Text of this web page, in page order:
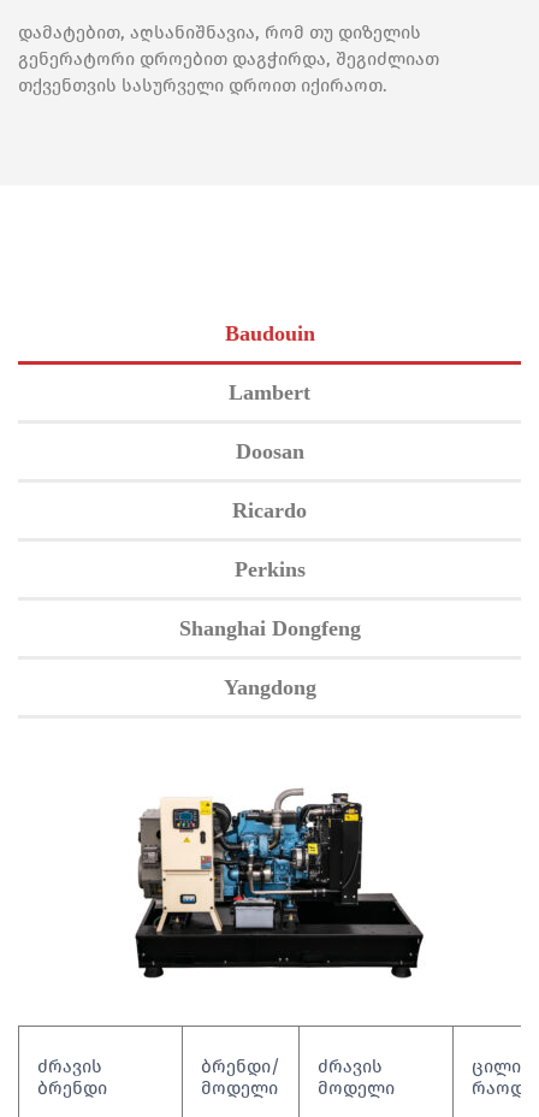
დამატებით, აღსანიშნავია, რომ თუ დიზელის
გენერატორი დროებით დაგჭირდა, შეგიძლიათ
თქვენთვის სასურველი დროით იქირაოთ.
Baudouin
Lambert
Doosan
Ricardo
Perkins
Shanghai Dongfeng
Yangdong
ძრავის
ბრენდი
ბრენდი/
მოდელი
ძრავის
მოდელი